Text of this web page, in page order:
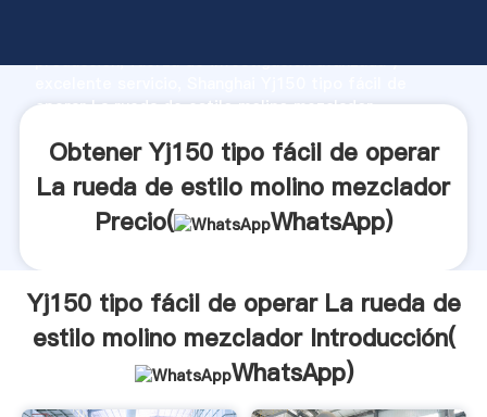
producción, fuerza de investigación avanzada y
operar La rueda de estilo molino mezclador
clientes.
Obtener Yj150 tipo fácil de operar
La rueda de estilo molino mezclador
Precio(
WhatsApp)
Yj150 tipo fácil de operar La rueda de
estilo molino mezclador Introducción(
WhatsApp)